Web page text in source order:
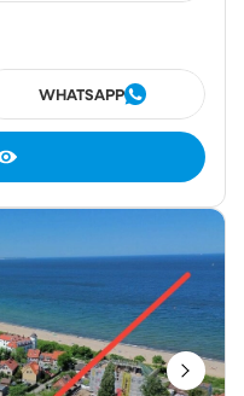
WHATSAPP